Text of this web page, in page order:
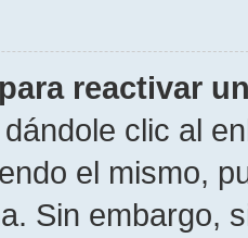
reactivar
clic al
el mismo,
Sin embargo,